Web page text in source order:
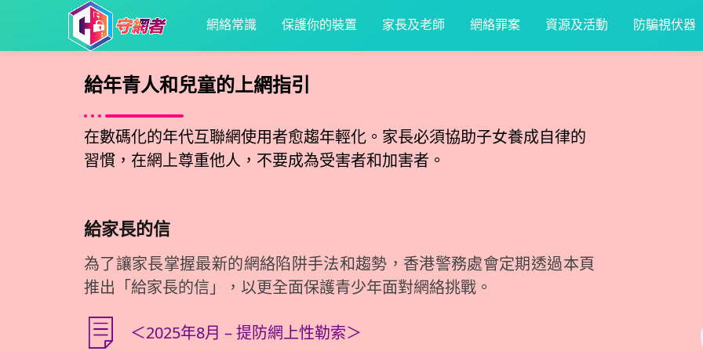
網絡常識 保護你的裝置 家長及老師 網絡罪案 資源及活動 防騙視伏器
給年青人和兒童的上網指引
在數碼化的年代互聯網使用者愈趨年輕化。家長必須協助子女養成自律的
習慣，在網上尊重他人，不要成為受害者和加害者。
給家長的信
為了讓家長掌握最新的網絡陷阱手法和趨勢，香港警務處會定期透過本頁
推出「給家長的信」，以更全面保護青少年面對網絡挑戰。
＜2025年8月 – 提防網上性勒索＞